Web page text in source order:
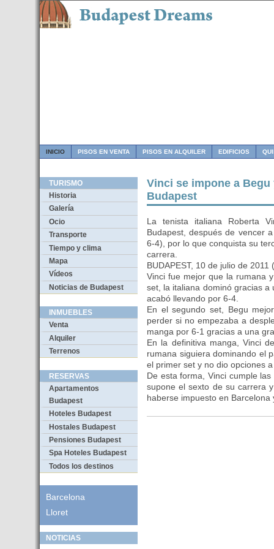
INICIO PISOS EN VENTA PISOS EN ALQUILER EDIFICIOS
TURISMO
Historia
Galería
Ocio
Transporte
Tiempo y clima
Mapa
Vídeos
Noticias de Budapest
INMUEBLES
Venta
Alquiler
Terrenos
RESERVAS
Apartamentos
Budapest
Hoteles Budapest
Hostales Budapest
Pensiones Budapest
Spa Hoteles Budapest
Todos los destinos
Barcelona
Lloret
NOTICIAS
Vinci se impone a
Budapest
La tenista italiana Roberta
Budapest, después de vencer
6-4), por lo que conquista su
carrera.
BUDAPEST, 10 de julio de 2011
Vinci fue mejor que la rumana
set, la italiana dominó gracias
acabó llevando por 6-4.
En el segundo set, Begu
perder si no empezaba a
manga por 6-1 gracias a una
En la definitiva manga, Vinci
rumana siguiera dominando el
el primer set y no dio opciones
De esta forma, Vinci cumple
supone el sexto de su carrera
haberse impuesto en Barcelona